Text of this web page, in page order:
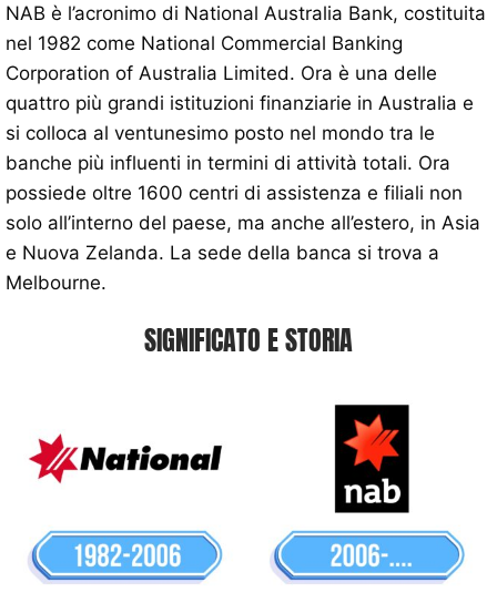
NAB è l’acronimo di National Australia Bank, costituita
nel 1982 come National Commercial Banking
Corporation of Australia Limited. Ora è una delle
quattro più grandi istituzioni finanziarie in Australia e
si colloca al ventunesimo posto nel mondo tra le
banche più influenti in termini di attività totali. Ora
possiede oltre 1600 centri di assistenza e filiali non
solo all’interno del paese, ma anche all’estero, in Asia
e Nuova Zelanda. La sede della banca si trova a
Melbourne.
SIGNIFICATO E STORIA